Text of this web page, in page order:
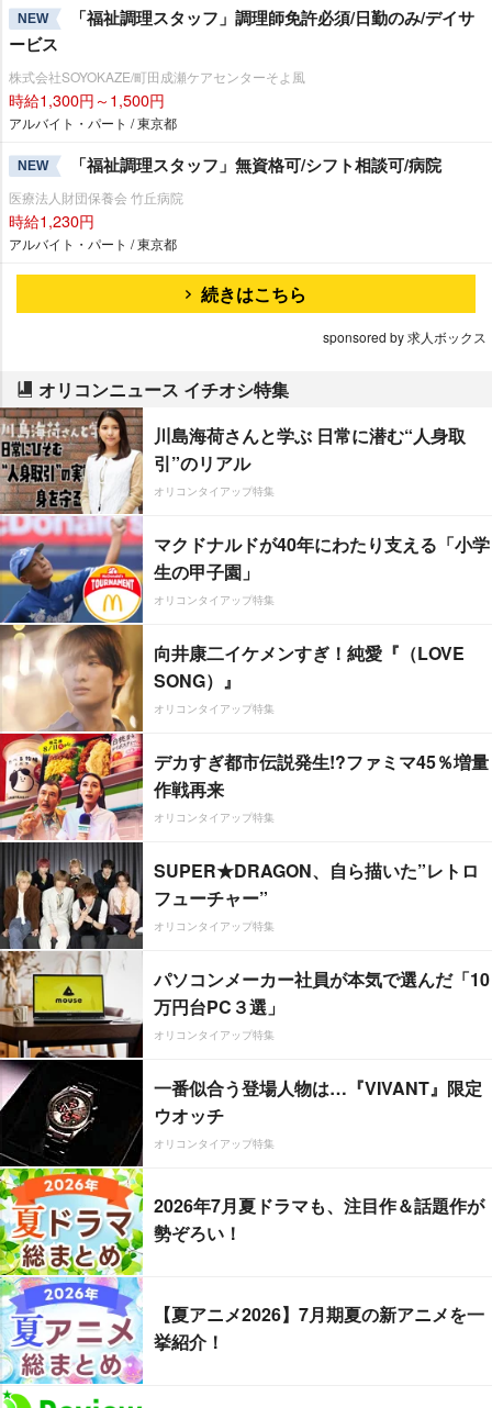
NEW
「福祉調理スタッフ」調理師免許必須/日勤のみ/デイサ
ービス
株式会社SOYOKAZE/町田成瀬ケアセンターそよ風
時給1,300円～1,500円
アルバイト・パート / 東京都
NEW 「福祉調理スタッフ」無資格可/シフト相談可/病院
医療法人財団保養会 竹丘病院
時給1,230円
アルバイト・パート / 東京都
続きはこちら
sponsored by 求人ボックス
オリコンニュース イチオシ特集
川島海荷さんと学ぶ 日常に潜む“人身取
引”のリアル
オリコンタイアップ特集
マクドナルドが40年にわたり支える「小学
生の甲子園」
オリコンタイアップ特集
向井康二イケメンすぎ！純愛『（LOVE
SONG）』
オリコンタイアップ特集
デカすぎ都市伝説発生!?ファミマ45％増量
作戦再来
オリコンタイアップ特集
SUPER★DRAGON、自ら描いた”レトロ
フューチャー”
オリコンタイアップ特集
パソコンメーカー社員が本気で選んだ「10
万円台PC３選」
オリコンタイアップ特集
一番似合う登場人物は…『VIVANT』限定
ウオッチ
オリコンタイアップ特集
2026年7月夏ドラマも、注目作＆話題作が
勢ぞろい！
【夏アニメ2026】7月期夏の新アニメを一
挙紹介！